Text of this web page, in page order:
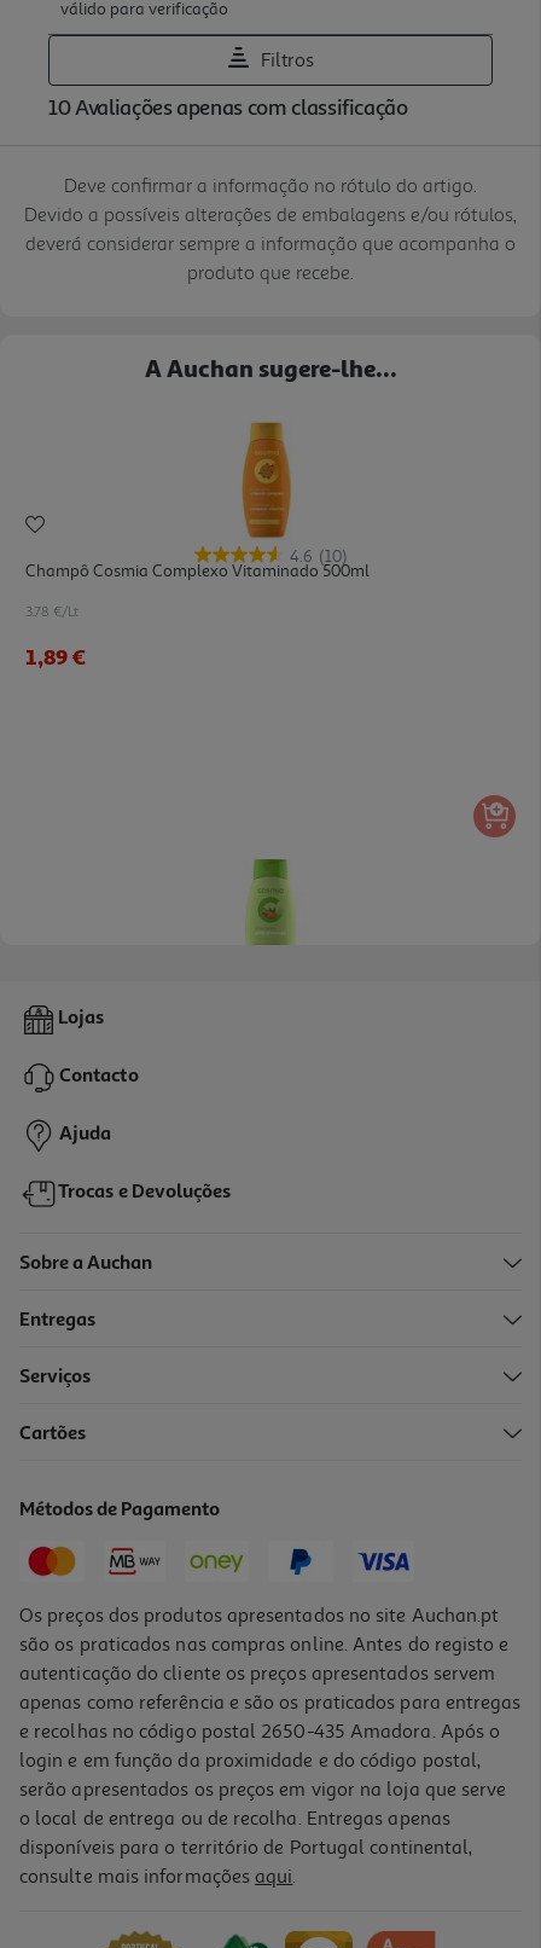
Deve confirmar a informação no rótulo do artigo.
Devido a possíveis alterações de embalagens e/ou rótulos,
deverá considerar sempre a informação que acompanha o
produto que recebe.
A Auchan sugere-lhe...
4.6 (10)
Champô Cosmia Complexo Vitaminado 500ml
3.78 €/Lt
1,89 €
Champô Cosmia Amêndoas 500ml
1,89 €
4.6
Champô Cosmia Óleo De Argão 500ml
Lojas
Contacto
Ajuda
Trocas e Devoluções
Sobre a Auchan
Entregas
Serviços
Cartões
Métodos de Pagamento
Os preços dos produtos apresentados no site Auchan.pt
são os praticados nas compras online. Antes do registo e
autenticação do cliente os preços apresentados servem
apenas como referência e são os praticados para entregas
e recolhas no código postal 2650-435 Amadora. Após o
login e em função da proximidade e do código postal,
serão apresentados os preços em vigor na loja que serve
o local de entrega ou de recolha. Entregas apenas
disponíveis para o território de Portugal continental,
consulte mais informações aqui.